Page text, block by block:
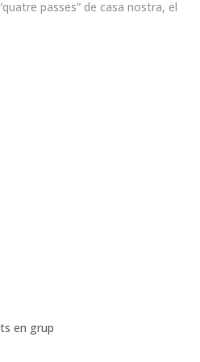
passes” de casa nostra, el
en grup